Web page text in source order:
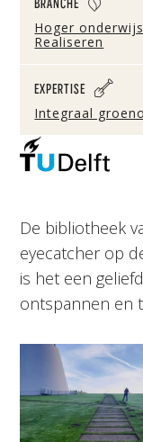
Hoger
Realiseren
EXPERTISE
Integraal
De bibliotheek
eyecatcher op
is het een
ontspannen en